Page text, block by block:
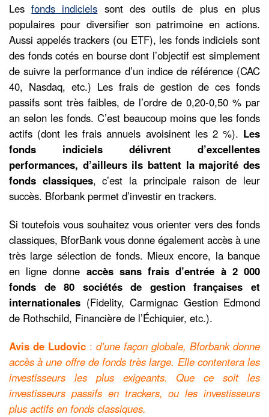
Lesfonds indiciels sont des outils de plus en plus
populaires pour diversifier son patrimoine en actions.
Aussi appelés trackers (ou ETF), les fonds indiciels sont
des fonds cotés en bourse dont l’objectif est simplement
de suivre la performance d’un indice de référence (CAC
40, Nasdaq, etc.) Les frais de gestion de ces fonds
passifs sont très faibles, de l’ordre de 0,20-0,50 % par
an selon les fonds. C’est beaucoup moins que les fonds
actifs (dont les frais annuels avoisinent les 2 %). Les
fonds indiciels délivrent d’excellentes
performances, d’ailleurs ils battent la majorité des
fonds classiques, c’est la principale raison de leur
succès. Bforbank permet d’investir en trackers.
Si toutefois vous souhaitez vous orienter vers des fonds
classiques, BforBank vous donne également accès à une
très large sélection de fonds. Mieux encore, la banque
en ligne donne accès sans frais d’entrée à 2 000
fonds de 80 sociétés de gestion françaises et
internationales (Fidelity, Carmignac Gestion Edmond
de Rothschild, Financière de l’Échiquier, etc.).
Avis de Ludovic : d’une façon globale, Bforbank donne
accès à une offre de fonds très large. Elle contentera les
investisseurs les plus exigeants. Que ce soit les
investisseurs passifs en trackers, ou les investisseurs
plus actifs en fonds classiques.